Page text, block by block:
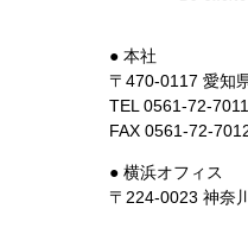
● 本社
〒470-0117 愛知
TEL 0561-72-7011
FAX 0561-72-
● 横浜オフィス
〒224-0023 神奈